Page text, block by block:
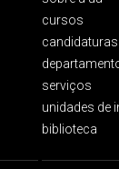
cursos
candidaturas
serviços
unidades de
biblioteca